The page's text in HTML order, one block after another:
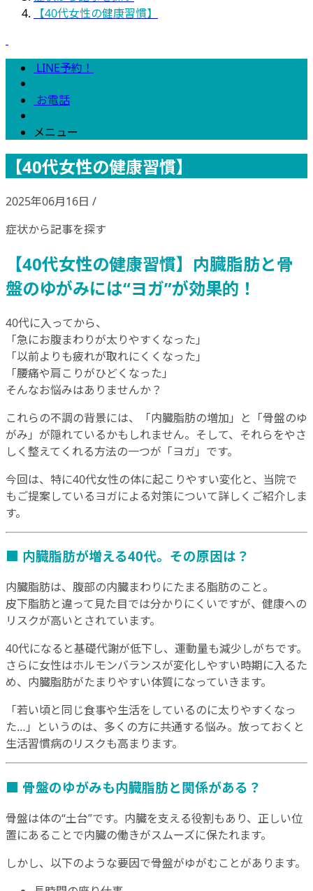
【40代女性の健康習慣】
LINE予約！
お電話
メニュー
【40代女性の健康習慣】
2025年06月16日 /
症状から記事を探す
【40代女性の健康習慣】内臓脂肪と骨
盤のゆがみには“ヨガ”が効果的！
40代に入ってから、
「急にお腹まわりが太りやすくなった」
「以前よりも疲れが取れにくくなった」
「腰痛や肩こりがひどくなった」
そんなお悩みはありませんか？
これらの不調の背景には、「内臓脂肪の増加」と「骨盤のゆ
がみ」が隠れているかもしれません。そして、それらをやさ
しく整えてくれる方法の一つが「ヨガ」です。
今回は、特に40代女性の体に起こりやすい変化と、当院で
もご提案しているヨガによる対策について詳しくご紹介しま
す。
■ 内臓脂肪が増える40代。その原因は？
内臓脂肪は、腹部の内臓まわりにたまる脂肪のこと。
皮下脂肪と違って見た目では分かりにくいですが、健康への
リスクが高いとされています。
40代になると基礎代謝が低下し、運動量も減少しがちです。
さらに女性はホルモンバランスが変化しやすい時期に入るた
め、内臓脂肪がたまりやすい体質になっていきます。
「若い頃と同じ食事や生活をしているのに太りやすくなっ
た…」というのは、多くの方に共通する悩み。放っておくと
生活習慣病のリスクも高まります。
■ 骨盤のゆがみも内臓脂肪と関係がある？
骨盤は体の“土台”です。内臓を支える役割もあり、正しい位
置にあることで内臓の働きがスムーズに保たれます。
しかし、以下のような要因で骨盤がゆがむことがあります。